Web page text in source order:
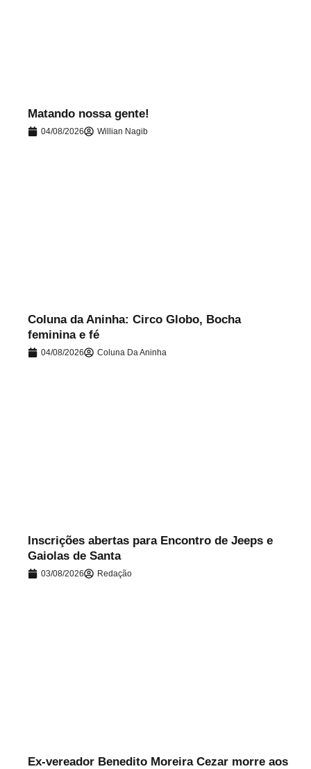
Matando nossa gente!
04/08/2026 Willian Nagib
Coluna da Aninha: Circo Globo, Bocha
feminina e fé
04/08/2026 Coluna Da Aninha
Inscrições abertas para Encontro de Jeeps e
Gaiolas de Santa
03/08/2026 Redação
Ex-vereador Benedito Moreira Cezar morre aos